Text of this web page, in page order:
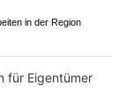
in der Region